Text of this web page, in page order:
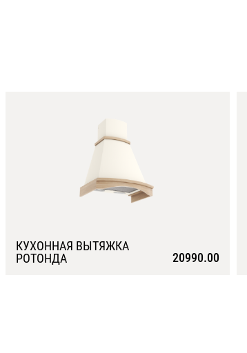
КУХОННАЯ ВЫТЯЖКА
РОТОНДА
20990.00